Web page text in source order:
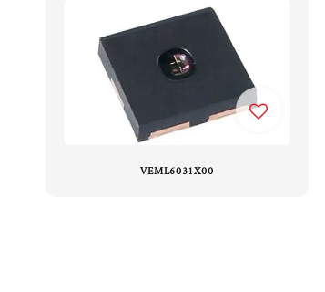
VEML6031X00